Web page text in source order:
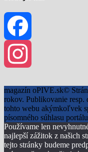
Facebook
magazín oPIVE.sk©
rokov. Publikovanie resp.
tohto webu akýmkoľvek
písomného súhlasu
Používame len
najlepší zážitok z našich
tejto stránky budeme